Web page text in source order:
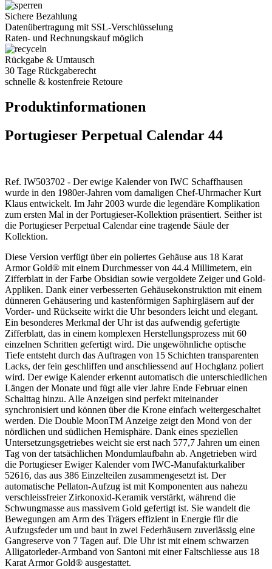
Sichere Bezahlung
Datenübertragung mit SSL-Verschlüsselung
Raten- und Rechnungskauf möglich
Rückgabe & Umtausch
30 Tage Rückgaberecht
schnelle & kostenfreie Retoure
Produktinformationen
Portugieser Perpetual Calendar 44
Ref. IW503702 - Der ewige Kalender von IWC Schaffhausen
wurde in den 1980er-Jahren vom damaligen Chef-Uhrmacher Kurt
Klaus entwickelt. Im Jahr 2003 wurde die legendäre Komplikation
zum ersten Mal in der Portugieser-Kollektion präsentiert. Seither ist
die Portugieser Perpetual Calendar eine tragende Säule der
Kollektion.
Diese Version verfügt über ein poliertes Gehäuse aus 18 Karat
Armor Gold® mit einem Durchmesser von 44.4 Millimetern, ein
Zifferblatt in der Farbe Obsidian sowie vergoldete Zeiger und Gold-
Appliken. Dank einer verbesserten Gehäusekonstruktion mit einem
dünneren Gehäusering und kastenförmigen Saphirgläsern auf der
Vorder- und Rückseite wirkt die Uhr besonders leicht und elegant.
Ein besonderes Merkmal der Uhr ist das aufwendig gefertigte
Zifferblatt, das in einem komplexen Herstellungsprozess mit 60
einzelnen Schritten gefertigt wird. Die ungewöhnliche optische
Tiefe entsteht durch das Auftragen von 15 Schichten transparenten
Lacks, der fein geschliffen und anschliessend auf Hochglanz poliert
wird. Der ewige Kalender erkennt automatisch die unterschiedlichen
Längen der Monate und fügt alle vier Jahre Ende Februar einen
Schalttag hinzu. Alle Anzeigen sind perfekt miteinander
synchronisiert und können über die Krone einfach weitergeschaltet
werden. Die Double MoonTM Anzeige zeigt den Mond von der
nördlichen und südlichen Hemisphäre. Dank eines speziellen
Untersetzungsgetriebes weicht sie erst nach 577,7 Jahren um einen
Tag von der tatsächlichen Mondumlaufbahn ab. Angetrieben wird
die Portugieser Ewiger Kalender vom IWC-Manufakturkaliber
52616, das aus 386 Einzelteilen zusammengesetzt ist. Der
automatische Pellaton-Aufzug ist mit Komponenten aus nahezu
verschleissfreier Zirkonoxid-Keramik verstärkt, während die
Schwungmasse aus massivem Gold gefertigt ist. Sie wandelt die
Bewegungen am Arm des Trägers effizient in Energie für die
Aufzugsfeder um und baut in zwei Federhäusern zuverlässig eine
Gangreserve von 7 Tagen auf. Die Uhr ist mit einem schwarzen
Alligatorleder-Armband von Santoni mit einer Faltschliesse aus 18
Karat Armor Gold® ausgestattet.